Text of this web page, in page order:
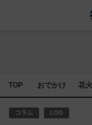
TOP おでかけ 花火
コラム LOG